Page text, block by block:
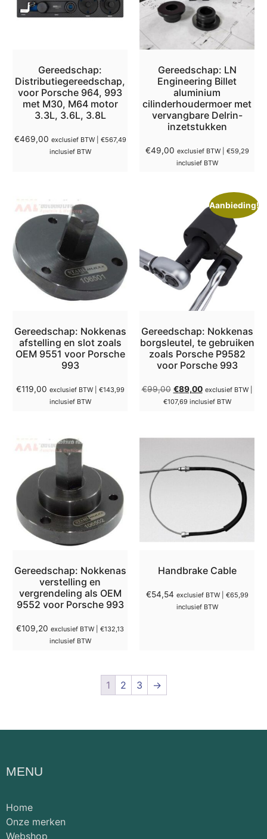
Gereedschap:
Distributiegereedschap,
voor Porsche 964, 993
met M30, M64 motor
3.3L, 3.6L, 3.8L
€469,00 exclusief BTW | €567,49
inclusief BTW
Gereedschap: LN
Engineering Billet
aluminium
cilinderhoudermoer met
vervangbare Delrin-
inzetstukken
€49,00 exclusief BTW | €59,29
inclusief BTW
Gereedschap: Nokkenas
afstelling en slot zoals
OEM 9551 voor Porsche
993
€119,00 exclusief BTW | €143,99
inclusief BTW
Aanbieding!
Gereedschap: Nokkenas
borgsleutel, te gebruiken
zoals Porsche P9582
voor Porsche 993
€99,00 €89,00 exclusief BTW |
€107,69 inclusief BTW
Gereedschap: Nokkenas
verstelling en
vergrendeling als OEM
9552 voor Porsche 993
€109,20 exclusief BTW | €132,13
inclusief BTW
Handbrake Cable
€54,54 exclusief BTW | €65,99
inclusief BTW
1 2 3 →
MENU
Home
Onze merken
Webshop